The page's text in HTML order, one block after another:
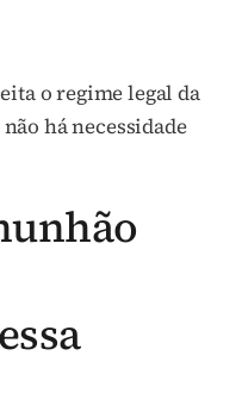
o regime legal da
não há necessidade